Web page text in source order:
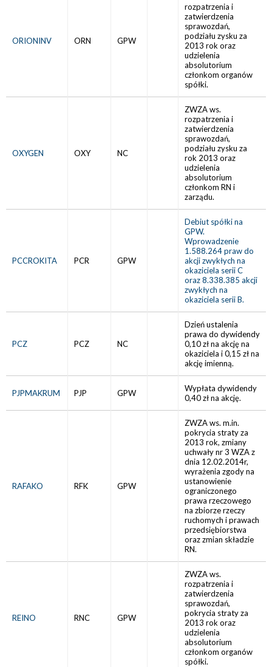
ORIONINV ORN GPW
rozpatrzenia i
zatwierdzenia
sprawozdań,
podziału zysku za
2013 rok oraz
udzielenia
absolutorium
członkom organów
spółki.
OXYGEN OXY NC
ZWZA ws.
rozpatrzenia i
zatwierdzenia
sprawozdań,
podziału zysku za
rok 2013 oraz
udzielenia
absolutorium
członkom RN i
zarządu.
PCCROKITA PCR GPW
Debiut spółki na
GPW.
Wprowadzenie
1.588.264 praw do
akcji zwykłych na
okaziciela serii C
oraz 8.338.385 akcji
zwykłych na
okaziciela serii B.
PCZ PCZ NC
Dzień ustalenia
prawa do dywidendy
0,10 zł na akcję na
okaziciela i 0,15 zł na
akcję imienną.
PJPMAKRUM PJP GPW
Wypłata dywidendy
0,40 zł na akcję.
RAFAKO RFK GPW
ZWZA ws. m.in.
pokrycia straty za
2013 rok, zmiany
uchwały nr 3 WZA z
dnia 12.02.2014r,
wyrażenia zgody na
ustanowienie
ograniczonego
prawa rzeczowego
na zbiorze rzeczy
ruchomych i prawach
przedsiębiorstwa
oraz zmian składzie
RN.
REINO RNC GPW
ZWZA ws.
rozpatrzenia i
zatwierdzenia
sprawozdań,
pokrycia straty za
2013 rok oraz
udzielenia
absolutorium
członkom organów
spółki.